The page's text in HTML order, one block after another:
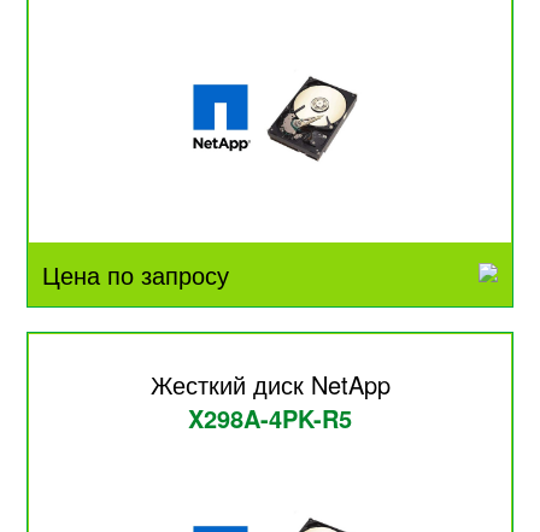
Цена по запросу
Жесткий диск NetApp
X298A-4PK-R5